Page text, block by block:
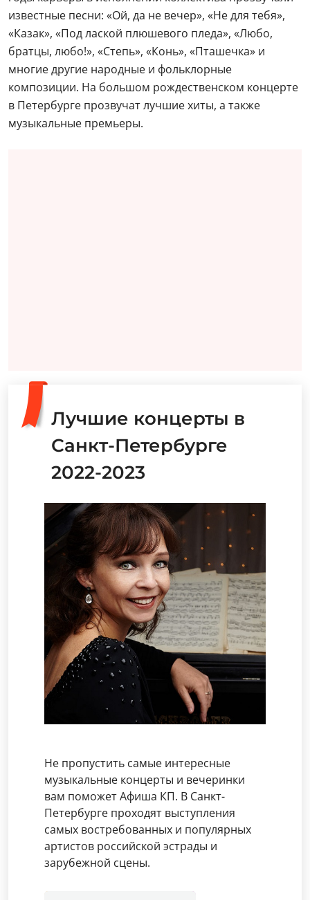
известные песни: «Ой, да не вечер», «Не для тебя»,
«Казак», «Под лаской плюшевого пледа», «Любо,
братцы, любо!», «Степь», «Конь», «Пташечка» и
многие другие народные и фольклорные
композиции. На большом рождественском концерте
в Петербурге прозвучат лучшие хиты, а также
музыкальные премьеры.
Лучшие концерты в
Санкт-Петербурге
2022-2023
Не пропустить самые интересные
музыкальные концерты и вечеринки
вам поможет Афиша КП. В Санкт-
Петербурге проходят выступления
самых востребованных и популярных
артистов российской эстрады и
зарубежной сцены.